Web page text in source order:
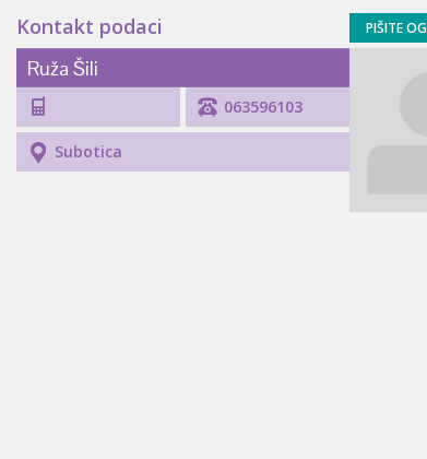
Kontakt podaci PIŠITE
Ruža Šili
063596103
Subotica